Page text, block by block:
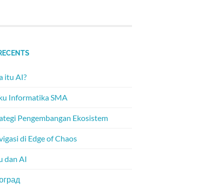
itu AI?
Informatika SMA
Pengembangan Ekosistem
di Edge of Chaos
dan AI